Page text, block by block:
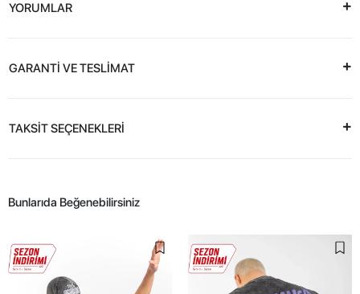
YORUMLAR
GARANTİ VE TESLİMAT
TAKSİT SEÇENEKLERİ
Bunlarıda Beğenebilirsiniz